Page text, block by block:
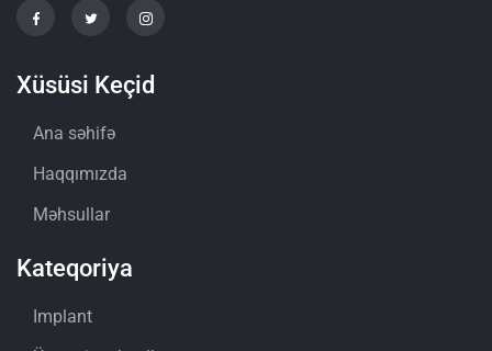
Xüsüsi Keçid
Ana səhifə
Haqqımızda
Məhsullar
Kateqoriya
Implant